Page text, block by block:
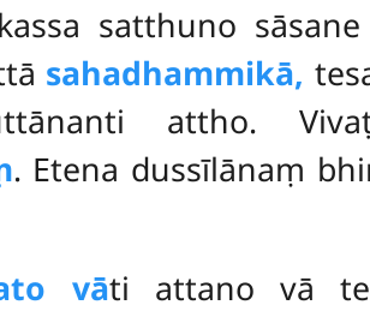
satthuno
sahadhammikā,
attho.
. Etena dussīlānaṃ
vāti attano vā